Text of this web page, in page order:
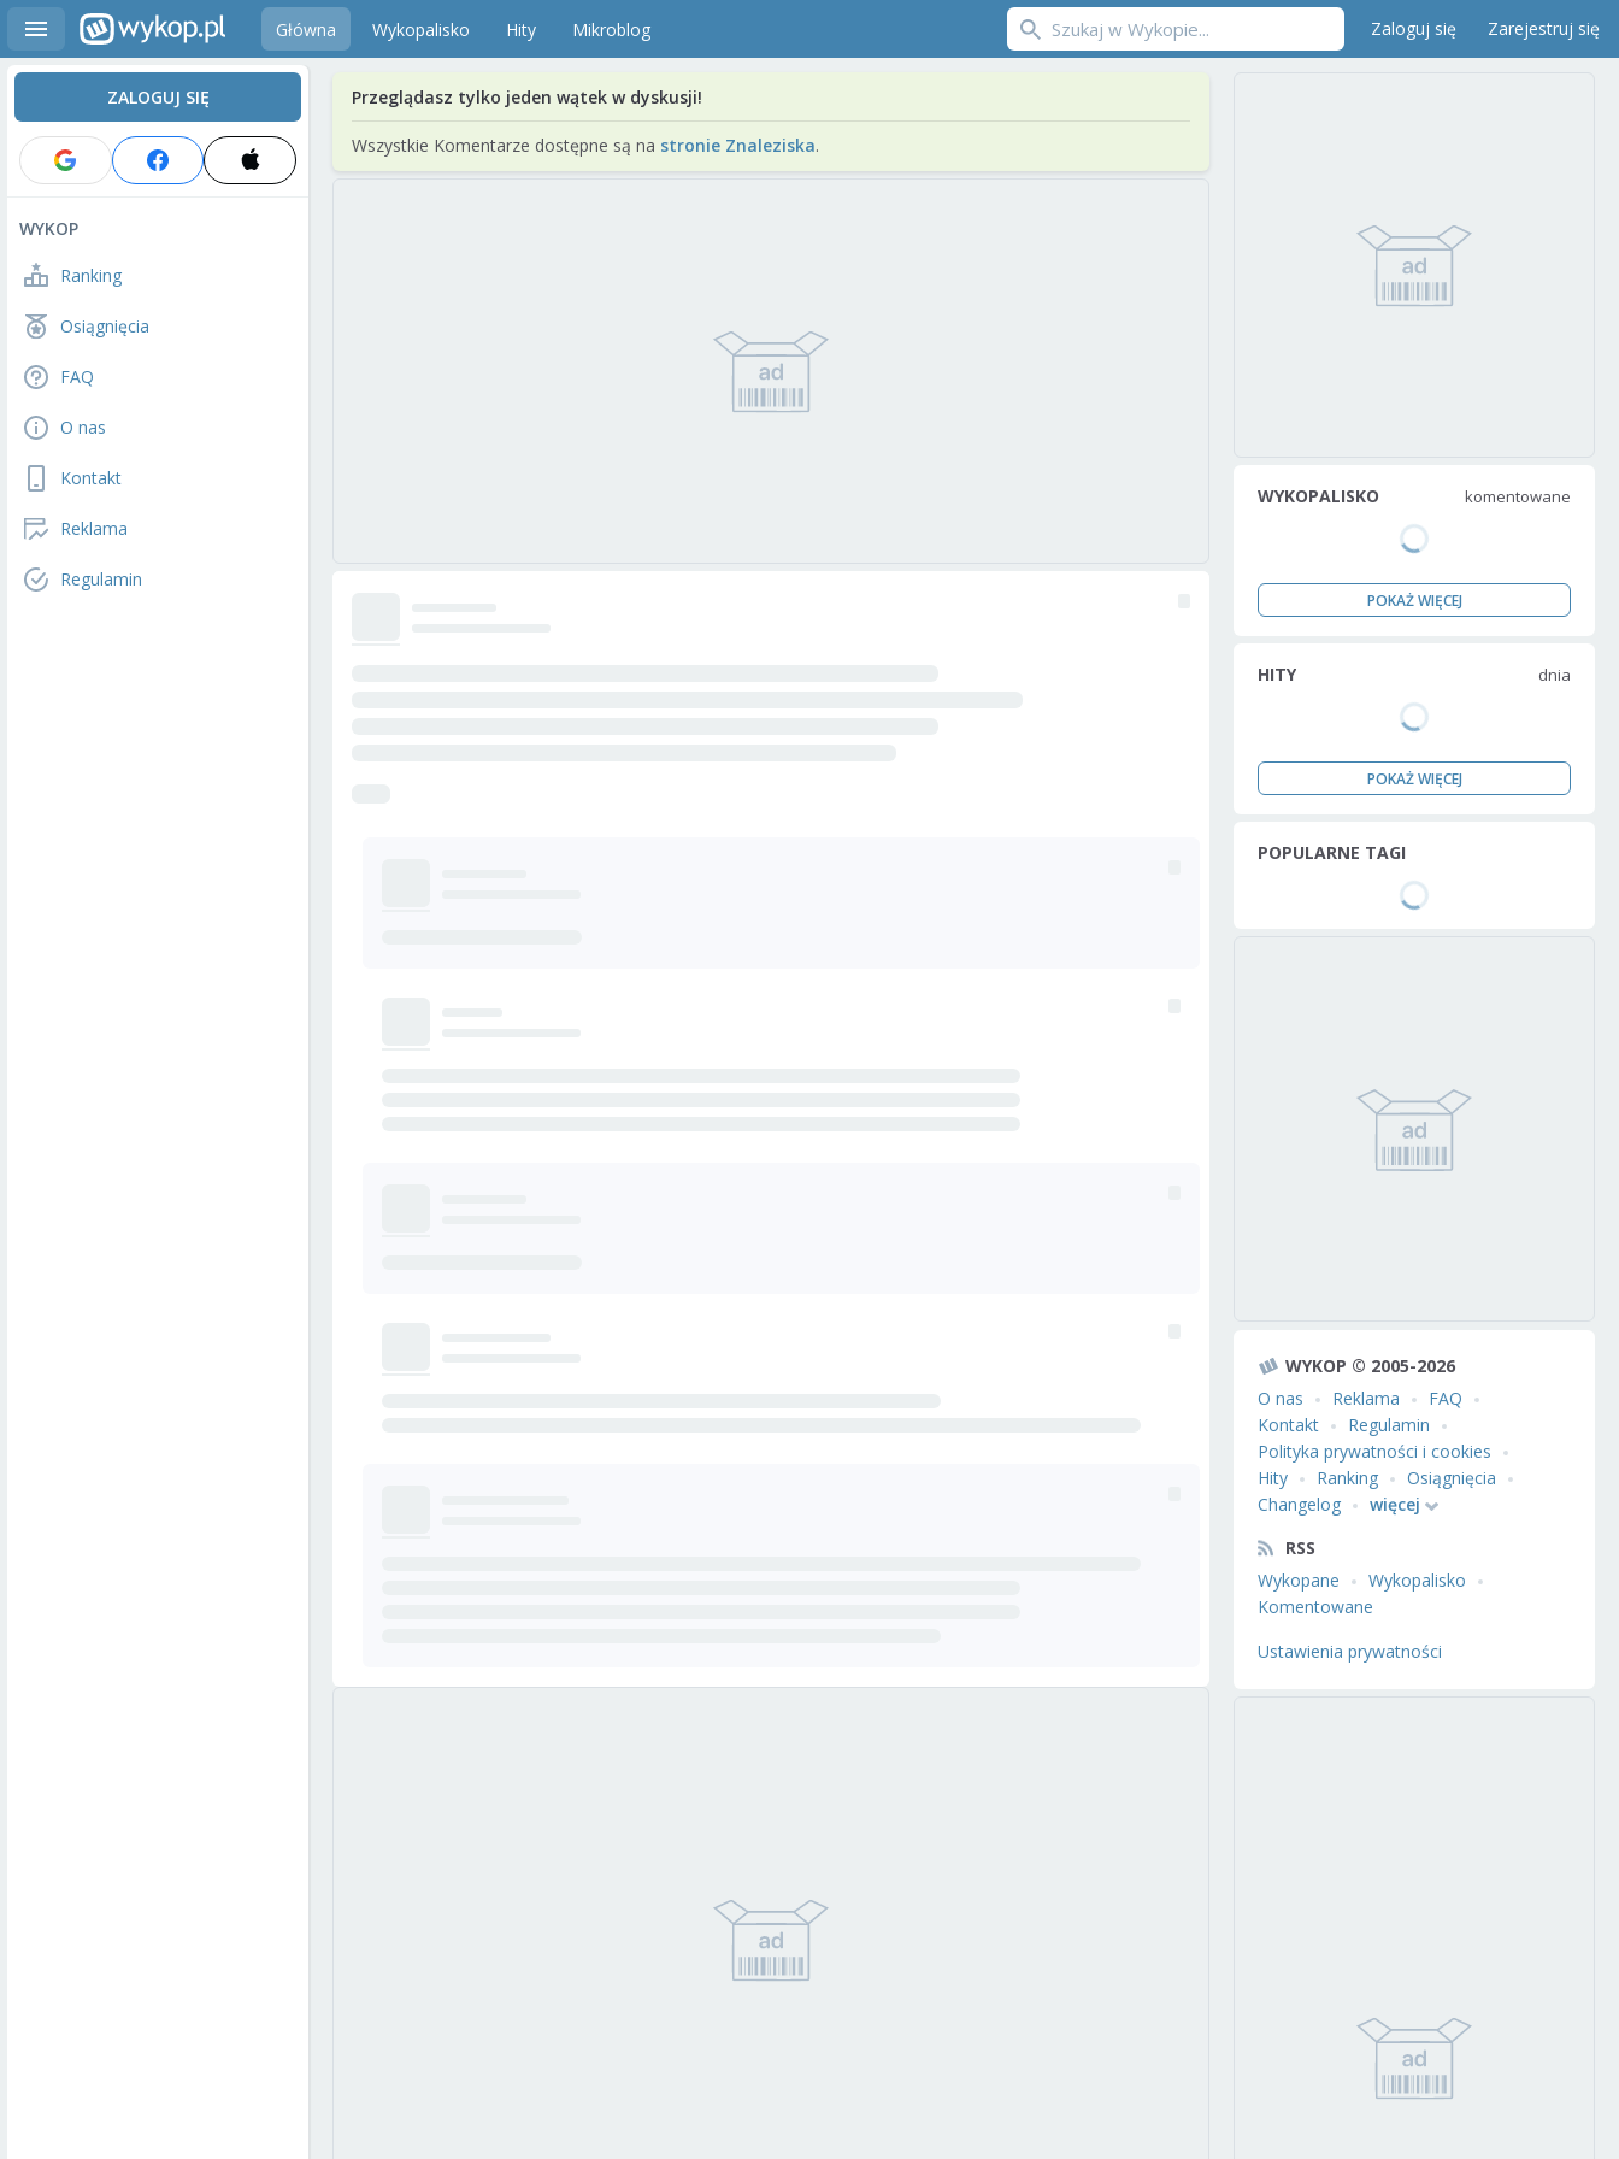
Główna Wykopalisko Hity Mikroblog Zaloguj się Zarejestruj się
ZALOGUJ SIĘ
WYKOP
Ranking
Osiągnięcia
FAQ
O nas
Kontakt
Reklama
Regulamin
Przeglądasz tylko jeden wątek w dyskusji!
Wszystkie Komentarze dostępne są na stronie Znaleziska.
WYKOPALISKO komentowane
POKAŻ WIĘCEJ
HITY dnia
POKAŻ WIĘCEJ
POPULARNE TAGI
WYKOP © 2005-2026
O nas
Reklama
FAQ
Kontakt
Regulamin
Polityka prywatności i cookies
Hity
Ranking
Osiągnięcia
Changelog
więcej
RSS
Wykopane
Wykopalisko
Komentowane
Ustawienia prywatności